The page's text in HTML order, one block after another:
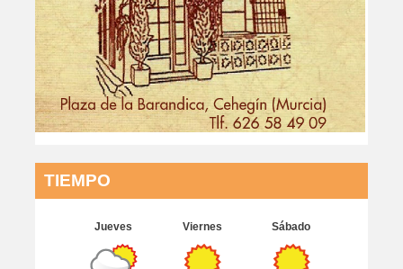
TIEMPO